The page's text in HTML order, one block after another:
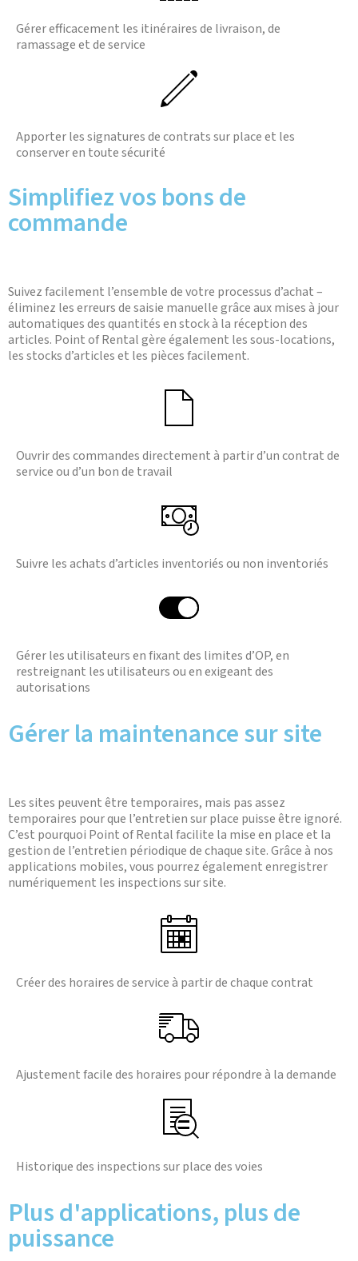
Gérer efficacement les itinéraires de livraison, de
ramassage et de service
Apporter les signatures de contrats sur place et les
conserver en toute sécurité
Simplifiez vos bons de
commande
Suivez facilement l’ensemble de votre processus d’achat –
éliminez les erreurs de saisie manuelle grâce aux mises à jour
automatiques des quantités en stock à la réception des
articles. Point of Rental gère également les sous-locations,
les stocks d’articles et les pièces facilement.
Ouvrir des commandes directement à partir d’un contrat de
service ou d’un bon de travail
Suivre les achats d’articles inventoriés ou non inventoriés
Gérer les utilisateurs en fixant des limites d’OP, en
restreignant les utilisateurs ou en exigeant des
autorisations
Gérer la maintenance sur site
Les sites peuvent être temporaires, mais pas assez
temporaires pour que l’entretien sur place puisse être ignoré.
C’est pourquoi Point of Rental facilite la mise en place et la
gestion de l’entretien périodique de chaque site. Grâce à nos
applications mobiles, vous pourrez également enregistrer
numériquement les inspections sur site.
Créer des horaires de service à partir de chaque contrat
Ajustement facile des horaires pour répondre à la demande
Historique des inspections sur place des voies
Plus d'applications, plus de
puissance